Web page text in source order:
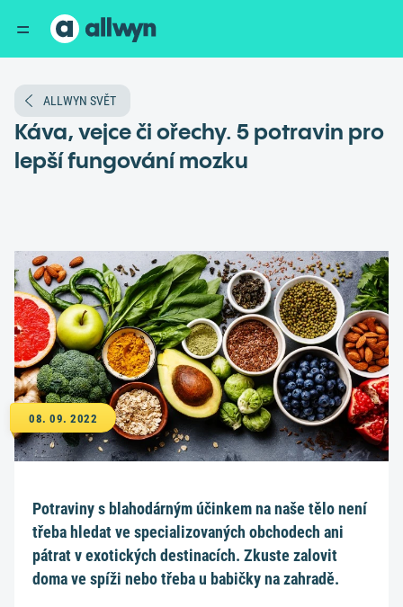
ALLWYN SVĚT
Káva, vejce či ořechy. 5 potravin pro
lepší fungování mozku
08. 09. 2022
Potraviny s blahodárným účinkem na naše tělo není
třeba hledat ve specializovaných obchodech ani
pátrat v exotických destinacích. Zkuste zalovit
doma ve spíži nebo třeba u babičky na zahradě.